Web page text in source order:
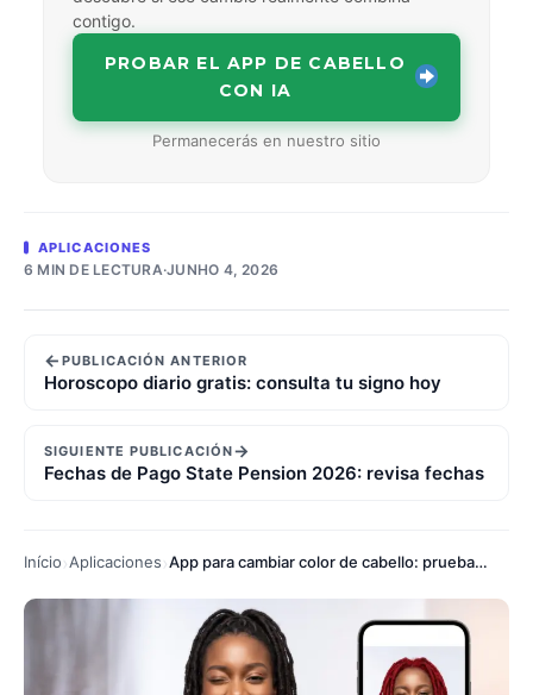
contigo.
PROBAR EL APP DE CABELLO
CON IA
Permanecerás en nuestro sitio
APLICACIONES
6 MIN DE LECTURA·JUNHO 4, 2026
←PUBLICACIÓN ANTERIOR
Horoscopo diario gratis: consulta tu signo hoy
SIGUIENTE PUBLICACIÓN→
Fechas de Pago State Pension 2026: revisa fechas
Início Aplicaciones App para cambiar color de cabello: prueba tu look